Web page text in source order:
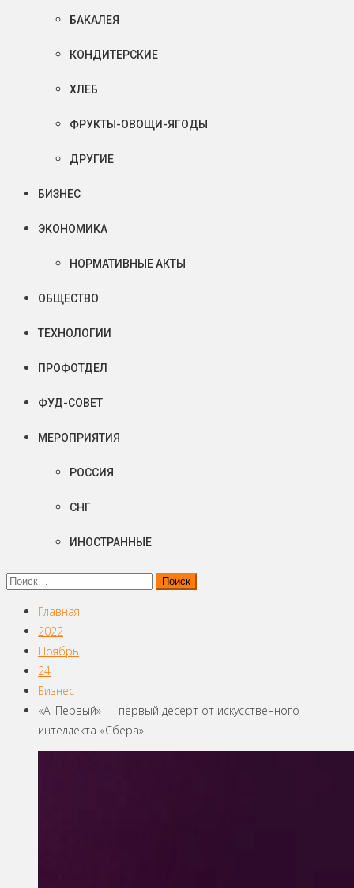
БАКАЛЕЯ
КОНДИТЕРСКИЕ
ХЛЕБ
ФРУКТЫ-ОВОЩИ-ЯГОДЫ
ДРУГИЕ
БИЗНЕС
ЭКОНОМИКА
НОРМАТИВНЫЕ АКТЫ
ОБЩЕСТВО
ТЕХНОЛОГИИ
ПРОФОТДЕЛ
ФУД-СОВЕТ
МЕРОПРИЯТИЯ
РОССИЯ
СНГ
ИНОСТРАННЫЕ
Найти:
Главная
2022
Ноябрь
24
Бизнес
«AI Первый» — первый десерт от искусственного
интеллекта «Сбера»